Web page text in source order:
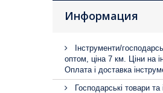
Информация
Інструменти/
оптом, ціна 7 км. Ціни на
Оплата і доставка
Господарські товари та